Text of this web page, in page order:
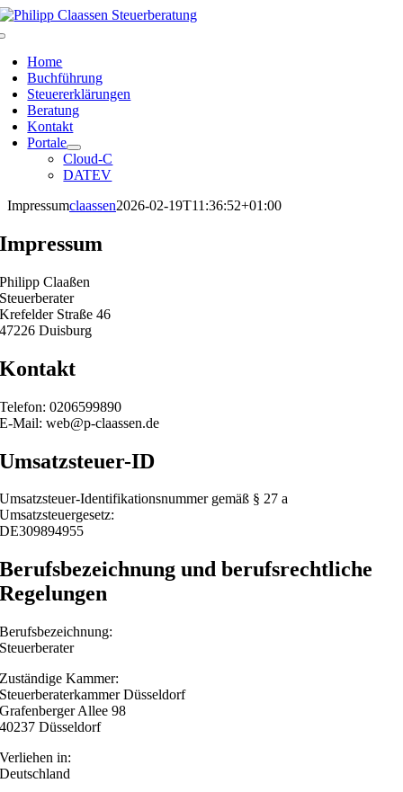
Zum
Home
Buchführung
Steuererklärungen
Beratung
Kontakt
Portale
Cloud-C
DATEV
Impressumclaassen2026-02-19T11:36:52+01:00
Impressum
Philipp Claaßen
Steuerberater
Krefelder Straße 46
47226 Duisburg
Kontakt
Telefon: 0206599890
E-Mail: web@p-claassen.de
Umsatzsteuer-ID
Umsatzsteuer-Identifikationsnummer gemäß § 27 a
Umsatzsteuergesetz:
DE309894955
Berufsbezeichnung und berufsrechtliche
Regelungen
Berufsbezeichnung:
Steuerberater
Zuständige Kammer:
Steuerberaterkammer Düsseldorf
Grafenberger Allee 98
40237 Düsseldorf
Verliehen in:
Deutschland